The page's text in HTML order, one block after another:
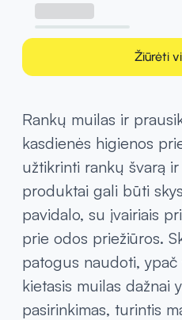
Žiūrėti
Rankų muilas ir
kasdienės higienos
užtikrinti rankų švarą
produktai gali būti
pavidalo, su įvairiais
prie odos priežiūros.
patogus naudoti, ypač
kietasis muilas dažnai
pasirinkimas, turintis